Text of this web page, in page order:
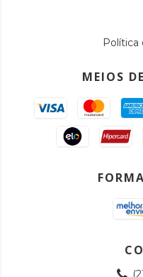
Política
MEIOS